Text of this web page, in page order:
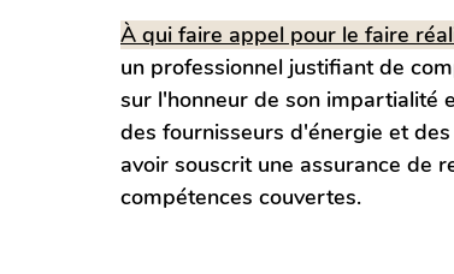
À qui faire appel pour le faire
un professionnel justifiant de
sur l'honneur de son impartialité
des fournisseurs d'énergie et
avoir souscrit une assurance de
compétences couvertes.